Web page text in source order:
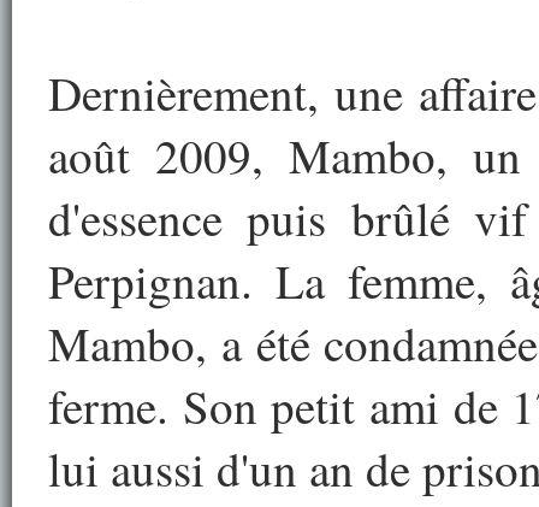
Dernièrement, une
août 2009, Mambo,
d'essence puis brûlé
Perpignan. La femme,
Mambo, a été
ferme. Son petit ami de
lui aussi d'un an de